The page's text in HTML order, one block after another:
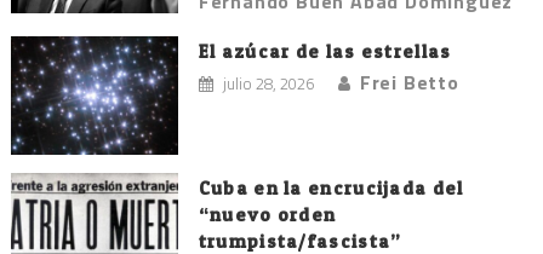
El azúcar de las estrellas
julio 28, 2026 Frei Betto
Cuba en la encrucijada del
“nuevo orden
trumpista/fascista”